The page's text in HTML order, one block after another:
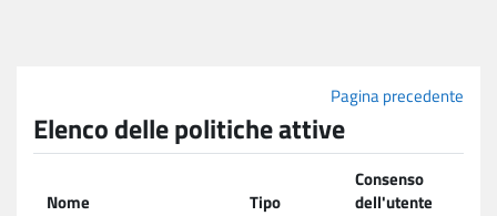
Pagina precedente
Elenco delle politiche attive
Nome Tipo
Consenso
dell'utente